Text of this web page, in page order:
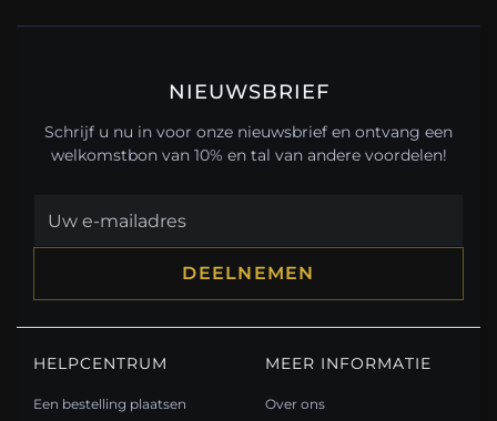
NIEUWSBRIEF
Schrijf u nu in voor onze nieuwsbrief en ontvang een
welkomstbon van 10% en tal van andere voordelen!
DEELNEMEN
HELPCENTRUM
Een bestelling plaatsen
MEER INFORMATIE
Over ons